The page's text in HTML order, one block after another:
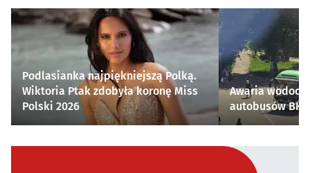
Podlasianka najpiękniejszą Polką.
Wiktoria Ptak zdobyła koronę Miss
Polski 2026
Awaria
autobusów